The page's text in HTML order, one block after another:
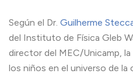
Según el Dr. Guilherme
del Instituto de Física Gleb
director del MEC/Unicamp,
los niños en el universo de la